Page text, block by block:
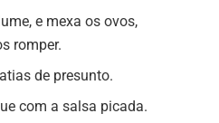
e mexa os ovos,
romper.
de presunto.
com a salsa picada.